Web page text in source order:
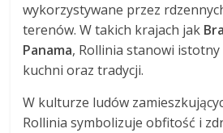
wykorzystywane przez
terenów. W takich krajach jak
Panama, Rollinia stanowi
kuchni oraz tradycji.
W kulturze ludów
Rollinia symbolizuje obfitość i